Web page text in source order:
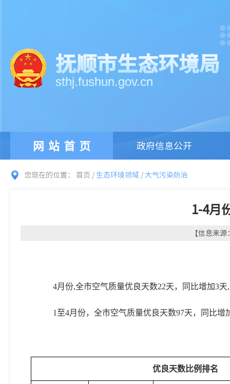
抚顺市生态环境局
sthj.fushun.gov.cn
网站首页 政府信息公开
您现在的位置： 首页 / 生态环境领域 / 大气污染防治
1-4月
【信息来
4月份,全市空气质量优良天数22天，同比增加3
1 至4月份，全市空气质量优良天数97天，同比
优良天数比例排名